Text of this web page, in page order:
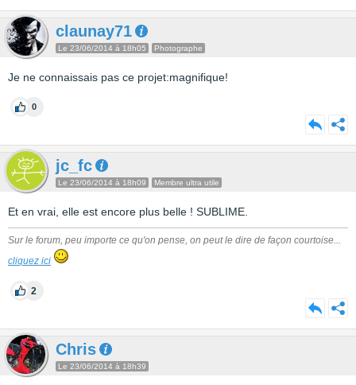
claunay71
Le 23/06/2014 à 18h05 Photographe
Je ne connaissais pas ce projet:magnifique!
0
jc_fc
Le 23/06/2014 à 18h09 Membre ultra utile
Et en vrai, elle est encore plus belle ! SUBLIME.
Sur le forum, peu importe ce qu'on pense, on peut le dire de façon courtoise...
cliquez ici
2
Chris
Le 23/06/2014 à 18h39